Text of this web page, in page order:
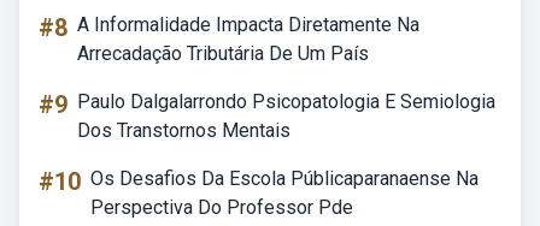
#8 A Informalidade Impacta Diretamente Na
Arrecadação Tributária De Um País
#9 Paulo Dalgalarrondo Psicopatologia E Semiologia
Dos Transtornos Mentais
#10 Os Desafios Da Escola Públicaparanaense Na
Perspectiva Do Professor Pde